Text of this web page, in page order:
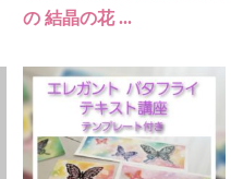
の 結晶の花 ...